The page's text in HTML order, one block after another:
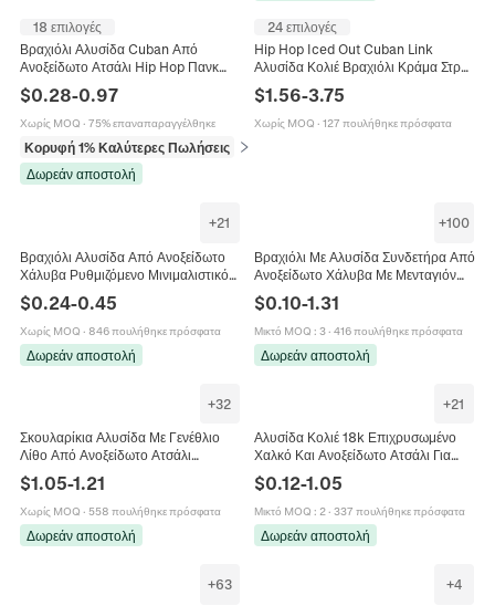
18 επιλογές
Βραχιόλι Αλυσίδα Cuban Από
Ανοξείδωτο Ατσάλι Hip Hop Πανκ
Μινιμαλιστικό Μοντέρνο Κόσμημα
Για Άνδρες Και Γυναίκες
$0.28-0.97
Χωρίς MOQ · 75% επαναπαραγγέλθηκε
Κορυφή 1% Καλύτερες Πωλήσεις
σε Βραχιόλια
Δωρεάν αποστολή
24 επιλογές
Hip Hop Iced Out Cuban Link
Αλυσίδα Κολιέ Βραχιόλι Κράμα Στρας
Κοσμήματα Δώρο Για Άνδρες
$1.56-3.75
Χωρίς MOQ · 127 πουλήθηκε πρόσφατα
+21
Βραχιόλι Αλυσίδα Από Ανοξείδωτο
Χάλυβα Ρυθμιζόμενο Μινιμαλιστικό
Κοσμημάτων Με Κούμπωμα Καβούρι
$0.24-0.45
Χωρίς MOQ · 846 πουλήθηκε πρόσφατα
Δωρεάν αποστολή
+100
Βραχιόλι Με Αλυσίδα Συνδετήρα Από
Ανοξείδωτο Χάλυβα Με Μενταγιόν
Κοσμήματα Για Γυναίκες Δώρο
$0.10-1.31
Μικτό MOQ : 3· 416 πουλήθηκε πρόσφατα
Δωρεάν αποστολή
+32
Σκουλαρίκια Αλυσίδα Με Γενέθλιο
Λίθο Από Ανοξείδωτο Ατσάλι
Μινιμαλιστικά Στρας Γεωμετρικά
Κοσμήματα Για Γυναίκες
$1.05-1.21
Χωρίς MOQ · 558 πουλήθηκε πρόσφατα
Δωρεάν αποστολή
+21
Αλυσίδα Κολιέ 18k Επιχρυσωμένο
Χαλκό Και Ανοξείδωτο Ατσάλι Για
Κατασκευή Κοσμημάτων Άνδρες
Γυναίκες
$0.12-1.05
Μικτό MOQ : 2· 337 πουλήθηκε πρόσφατα
Δωρεάν αποστολή
+63 +4